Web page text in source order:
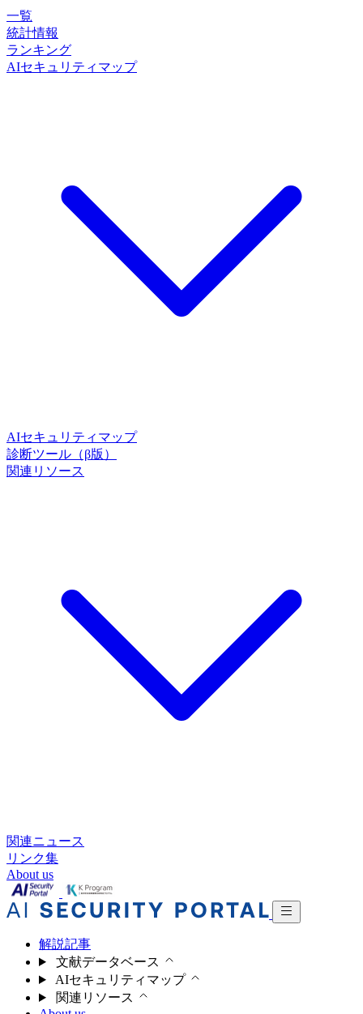
一覧
統計情報
ランキング
AIセキュリティマップ
AIセキュリティマップ
診断ツール（β版）
関連リソース
関連ニュース
リンク集
About us
解説記事
文献データベース
AIセキュリティマップ
関連リソース